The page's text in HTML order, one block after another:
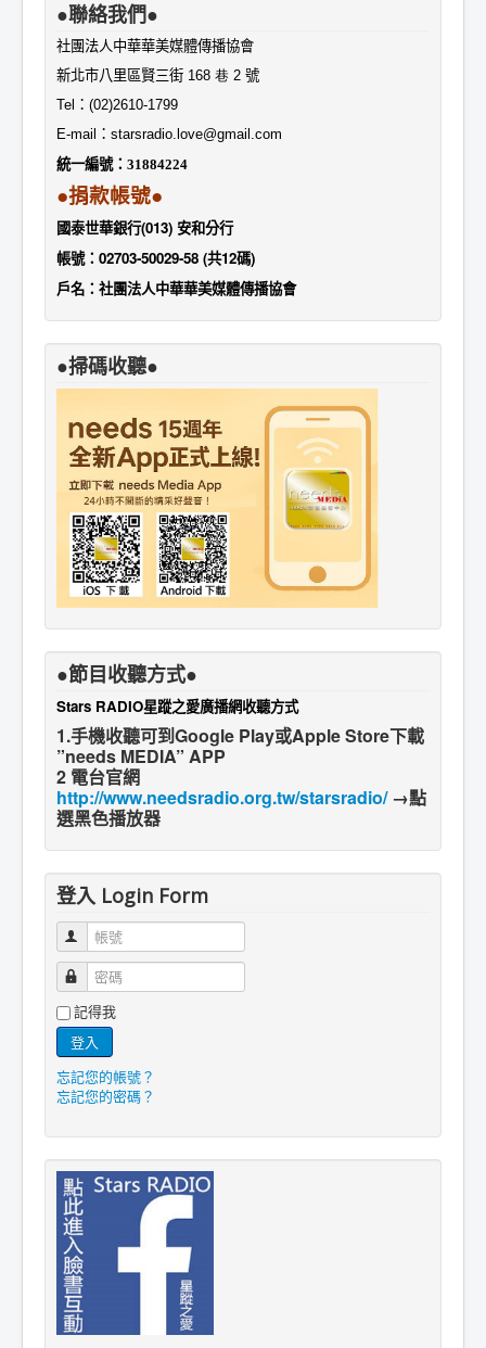
●聯絡我們●
社團法人中華華美媒體傳播協會
新北市八里區賢三街 168 巷 2 號
Tel ： (02)2610-1799
E-mail ： starsradio.love@gmail.com
統一編號： 31884224
●捐款帳號●
國泰世華銀行(013) 安和分行
帳號：02703-50029-58 (共12碼)
戶名：社團法人中華華美媒體傳播協會
●掃碼收聽●
●節目收聽方式●
Stars RADIO星蹤之愛廣播網收聽方式
1.手機收聽可到Google Play或Apple Store下載
”needs MEDIA” APP
2 電台官網
http://www.needsradio.org.tw/starsradio/→點
選黑色播放器
登入 Login Form
帳號
密碼
記得我
登入
忘記您的帳號？
忘記您的密碼？